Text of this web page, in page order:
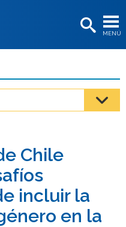
MENÚ
os
os
os
Chile
incluir la
en la